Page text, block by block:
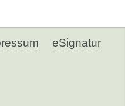
eSignatur